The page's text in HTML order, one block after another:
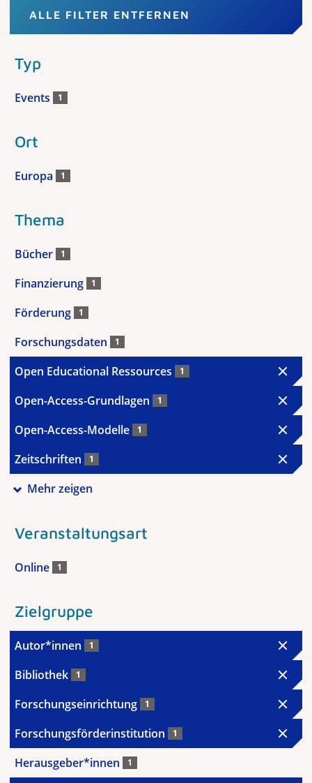
ALLE FILTER ENTFERNEN
Typ
Events 1
Ort
Europa 1
Thema
Bücher 1
Finanzierung 1
Förderung 1
Forschungsdaten 1
Open Educational Ressources 1
Open-Access-Grundlagen 1
Open-Access-Modelle 1
Zeitschriften 1
Mehr zeigen
Veranstaltungsart
Online 1
Zielgruppe
Autor*innen 1
Bibliothek 1
Forschungseinrichtung 1
Forschungsförderinstitution 1
Herausgeber*innen 1